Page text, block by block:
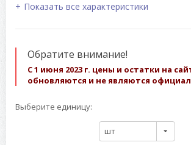
Показать все характеристики
Обратите внимание!
С 1 июня 2023 г. цены и остатки на
обновляются и не являются
Выберите единицу:
шт